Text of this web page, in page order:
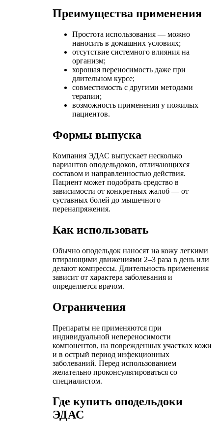
Преимущества применения
Простота использования — можно
наносить в домашних условиях;
отсутствие системного влияния на
организм;
хорошая переносимость даже при
длительном курсе;
совместимость с другими методами
терапии;
возможность применения у пожилых
пациентов.
Формы выпуска
Компания ЭДАС выпускает несколько
вариантов оподельдоков, отличающихся
составом и направленностью действия.
Пациент может подобрать средство в
зависимости от конкретных жалоб — от
суставных болей до мышечного
перенапряжения.
Как использовать
Обычно оподельдок наносят на кожу легкими
втирающими движениями 2–3 раза в день или
делают компрессы. Длительность применения
зависит от характера заболевания и
определяется врачом.
Ограничения
Препараты не применяются при
индивидуальной непереносимости
компонентов, на поврежденных участках кожи
и в острый период инфекционных
заболеваний. Перед использованием
желательно проконсультироваться со
специалистом.
Где купить оподельдоки
ЭДАС